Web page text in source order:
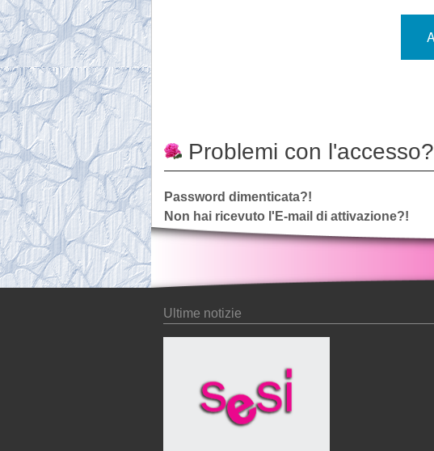
Problemi con l'accesso?
Password dimenticata?!
Non hai ricevuto l'E-mail di attivazione?!
Ultime notizie